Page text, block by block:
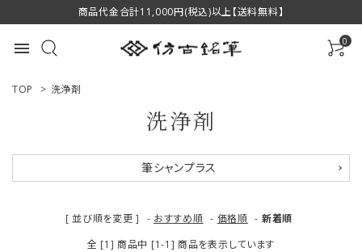
商品代金合計11,000円(税込)以上【送料無料】
menu 0
ACCOUNT MENU
ログイン 新規会員登録
TOP > 洗浄剤
洗浄剤
筆シャンプラス
[ 並び順を変更 ] - おすすめ順 - 価格順 - 新着順
全 [1] 商品中 [1-1] 商品を表示しています